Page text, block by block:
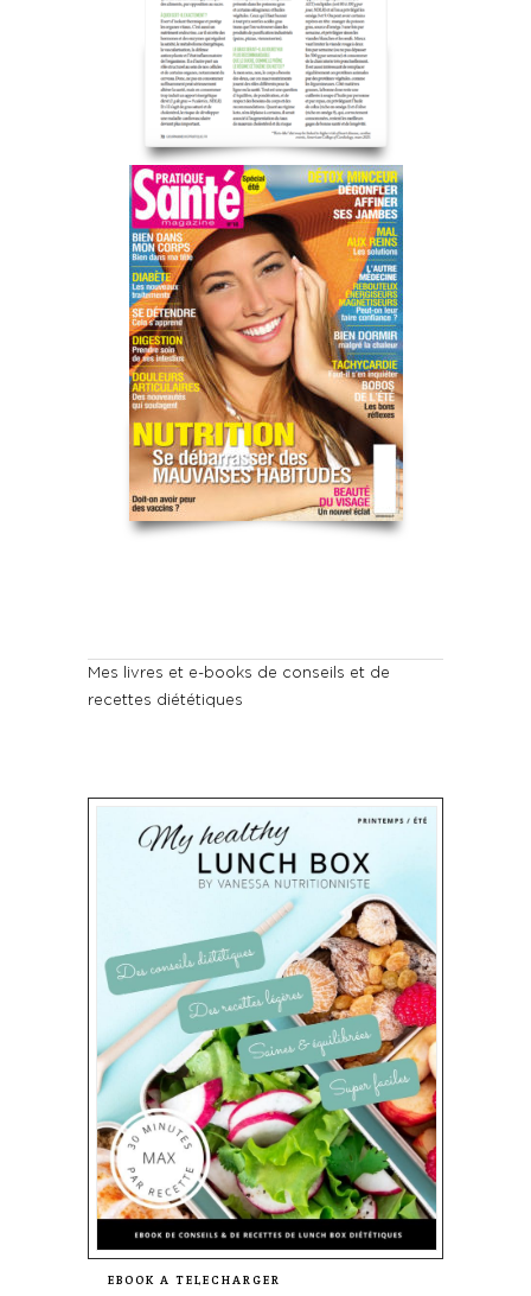
Mes livres et e-books de conseils et de
recettes diététiques
EBOOK A TELECHARGER